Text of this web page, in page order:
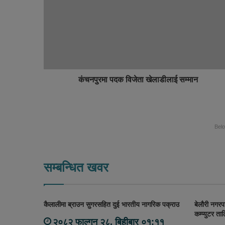
कंचनपुरमा पदक विजेता खेलाडीलाई सम्मान
सम्बन्धित खवर
कैलालीमा ब्राउन सुगरसहित दुई भारतीय नागरिक पक्राउ
२०८२ फाल्गुन २८, बिहीबार ०१:११
बेलौरी
कम्प्युटर